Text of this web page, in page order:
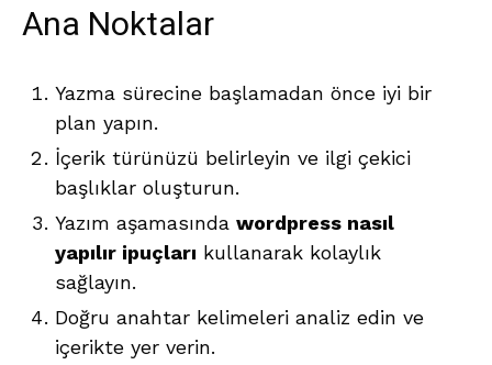
Ana Noktalar
Yazma sürecine başlamadan önce iyi bir
plan yapın.
İçerik türünüzü belirleyin ve ilgi çekici
başlıklar oluşturun.
Yazım aşamasında wordpress nasıl
yapılır ipuçları kullanarak kolaylık
sağlayın.
Doğru anahtar kelimeleri analiz edin ve
içerikte yer verin.